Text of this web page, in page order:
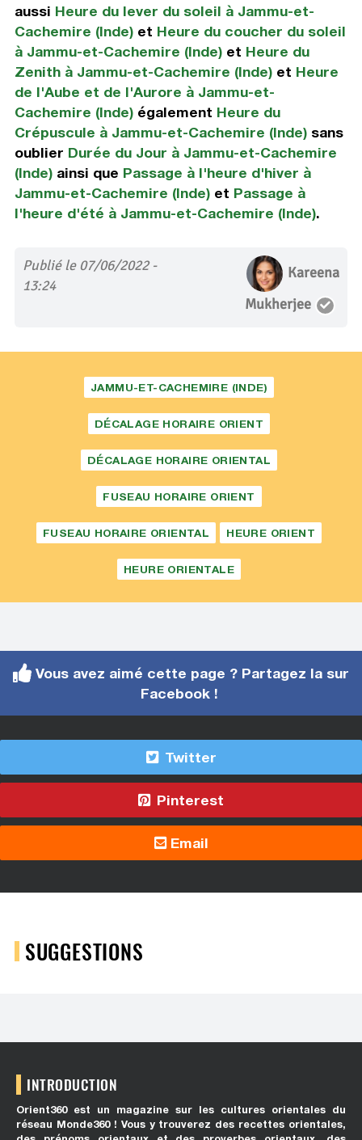
aussi Heure du lever du soleil à Jammu-et-
Cachemire (Inde)et Heure du coucher du soleil
à Jammu-et-Cachemire (Inde)et Heure du
Zenith à Jammu-et-Cachemire (Inde)et Heure
de l'Aube et de l'Aurore à Jammu-et-
Cachemire (Inde)également Heure du
Crépuscule à Jammu-et-Cachemire (Inde)sans
oublier Durée du Jour à Jammu-et-Cachemire
(Inde)ainsi que Passage à l'heure d'hiver à
Jammu-et-Cachemire (Inde)et Passage à
l'heure d'été à Jammu-et-Cachemire (Inde).
Publié le 07/06/2022 -
13:24
Kareena
Mukherjee
JAMMU-ET-CACHEMIRE (INDE)
DÉCALAGE HORAIRE ORIENT
DÉCALAGE HORAIRE ORIENTAL
FUSEAU HORAIRE ORIENT
FUSEAU HORAIRE ORIENTAL HEURE ORIENT
HEURE ORIENTALE
Vous avez aimé cette page ? Partagez la sur
Facebook !
Twitter
Pinterest
Email
SUGGESTIONS
INTRODUCTION
Orient360 est un magazine sur les cultures orientales du
réseau Monde360 ! Vous y trouverez des recettes orientales,